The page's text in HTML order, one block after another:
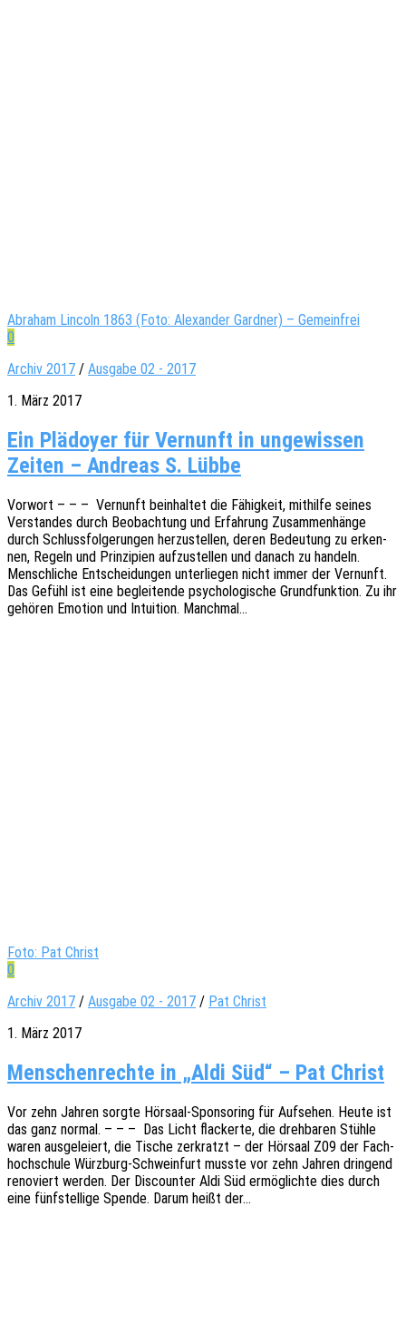
Abraham Lincoln 1863 (Foto: Alexander Gardner) – Gemeinfrei
0
Archiv 2017 / Ausgabe 02 - 2017
1. März 2017
Ein Plädoyer für Vernunft in ungewissen
Zeiten – Andreas S. Lübbe
Vorwort – – – Vernunft beinhal­tet die Fähig­keit, mithil­fe seines
Verstan­des durch Beob­ach­tung und Erfah­rung Zusam­men­hän­ge
durch Schluss­fol­ge­run­gen herzu­stel­len, deren Bedeu­tung zu erken­
nen, Regeln und Prin­zi­pi­en aufzu­stel­len und danach zu handeln.
Mensch­li­che Entschei­dun­gen unter­lie­gen nicht immer der Vernunft.
Das Gefühl ist eine beglei­ten­de psycho­lo­gi­sche Grund­funk­ti­on. Zu ihr
gehö­ren Emoti­on und Intui­ti­on. Manchmal…
Foto: Pat Christ
0
Archiv 2017 / Ausgabe 02 - 2017 / Pat Christ
1. März 2017
Menschenrechte in „Aldi Süd“ – Pat Christ
Vor zehn Jahren sorgte Hörsaal-Spon­­so­ring für Aufse­hen. Heute ist
das ganz normal. – – – Das Licht flacker­te, die dreh­ba­ren Stühle
waren ausge­lei­ert, die Tische zerkratzt – der Hörsaal Z09 der Fach­
hoch­schu­le Würz­­burg-Schwein­­furt musste vor zehn Jahren drin­gend
reno­viert werden. Der Discoun­ter Aldi Süd ermög­lich­te dies durch
eine fünf­stel­li­ge Spende. Darum heißt der…